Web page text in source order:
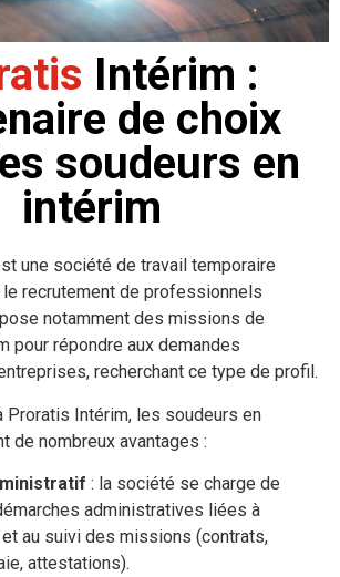
Intérim :
de choix
soudeurs en
intérim
une société de travail temporaire
recrutement de professionnels
notamment des missions de
pour répondre aux demandes
recherchant ce type de profil.
Proratis Intérim, les soudeurs en
de nombreux avantages :
: la société se charge de
administratives liées à
et au suivi des missions (contrats,
attestations).